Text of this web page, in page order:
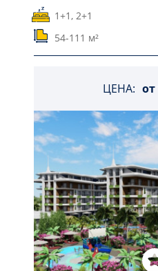
1+1, 2+1
54-111 м²
ЦЕНА: от